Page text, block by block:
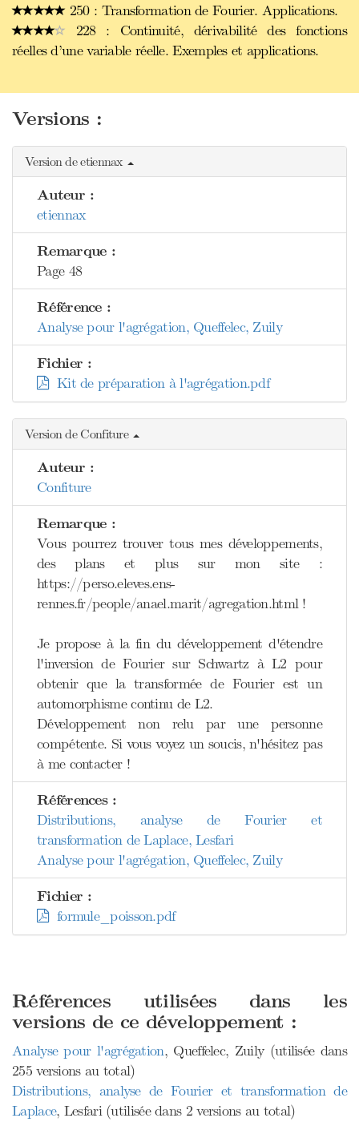
250 : Transformation de Fourier. Applications.
228 : Continuité, dérivabilité des fonctions
réelles d’une variable réelle. Exemples et applications.
Versions :
Version de etiennax
Auteur :
etiennax
Remarque :
Page 48
Référence :
Analyse pour l'agrégation, Queffelec, Zuily
Fichier :
Kit de préparation à l'agrégation.pdf
Version de Confiture
Auteur :
Confiture
Remarque :
Vous pourrez trouver tous mes développements,
des plans et plus sur mon site :
https://perso.eleves.ens-
rennes.fr/people/anael.marit/agregation.html !
Je propose à la fin du développement d'étendre
l'inversion de Fourier sur Schwartz à L2 pour
obtenir que la transformée de Fourier est un
automorphisme continu de L2.
Développement non relu par une personne
compétente. Si vous voyez un soucis, n'hésitez pas
à me contacter !
Références :
Distributions, analyse de Fourier et
transformation de Laplace, Lesfari
Analyse pour l'agrégation, Queffelec, Zuily
Fichier :
formule_poisson.pdf
Références utilisées dans les
versions de ce développement :
Analyse pour l'agrégation, Queffelec, Zuily (utilisée dans
255 versions au total)
Distributions, analyse de Fourier et transformation de
Laplace, Lesfari (utilisée dans 2 versions au total)